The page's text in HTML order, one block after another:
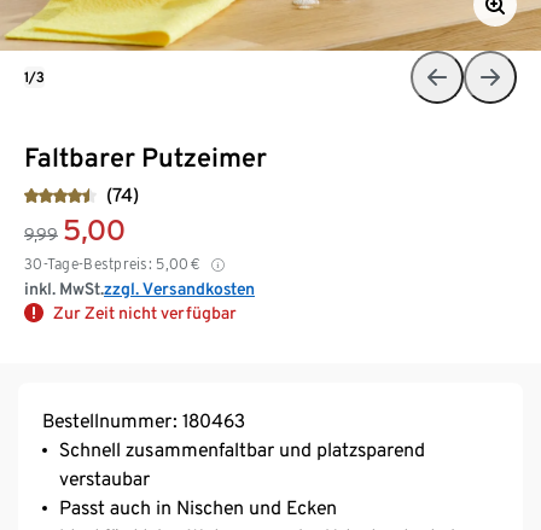
Faltbarer Putzeimer
(74)
9,99 5,00
30-Tage-Bestpreis: 5,00 €
inkl. MwSt.zzgl. Versandkosten
Zur Zeit nicht verfügbar
1/3
Bestellnummer: 180463
Schnell zusammenfaltbar und platzsparend
verstaubar
Passt auch in Nischen und Ecken